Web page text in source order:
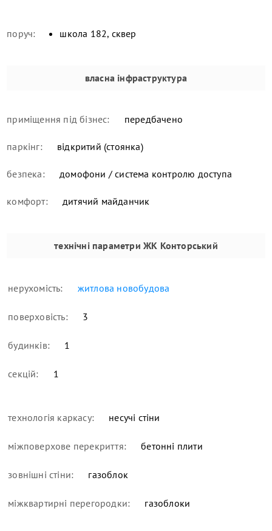
поруч: школа 182, сквер
власна інфраструктура
приміщення під бізнес: передбачено
паркінг: відкритий (стоянка)
безпека: домофони / система контролю доступа
комфорт: дитячий майданчик
технічні параметри ЖК Конторський
нерухомість: житлова новобудова
поверховість: 3
будинків: 1
секцій: 1
технологія каркасу: несучі стіни
міжповерхове перекриття: бетонні плити
зовнішні стіни: газоблок
міжквартирні перегородки: газоблоки